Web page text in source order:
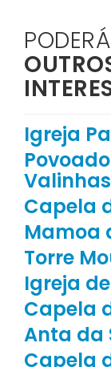
Igreja
Valinhas
Capela
Mamoa
Torre
Igreja
Capela
Anta da
Capela